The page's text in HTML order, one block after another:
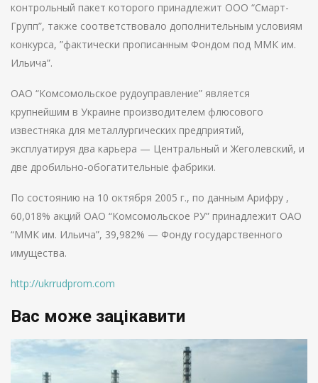
контрольный пакет которого принадлежит ООО “Смарт-
Групп”, также соответствовало дополнительным условиям
конкурса, ”фактически прописанным Фондом под ММК им.
Ильича”.
ОАО “Комсомольское рудоуправление” является
крупнейшим в Украине производителем флюсового
известняка для металлургических предприятий,
эксплуатируя два карьера — Центральный и Жеголевский, и
две дробильно-обогатительные фабрики.
По состоянию на 10 октября 2005 г., по данным Арифру ,
60,018% акций ОАО “Комсомольское РУ” принадлежит ОАО
“ММК им. Ильича”, 39,982% — Фонду государственного
имущества.
http://ukrrudprom.com
Вас може зацікавити